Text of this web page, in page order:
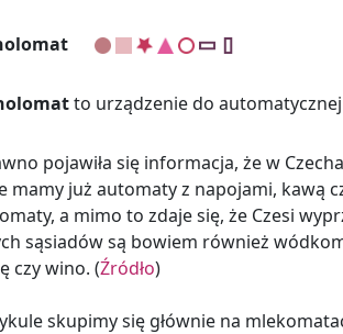
to urządzenie do
pojawiła się informacja, że w
mamy już automaty z napojami, kawą
a mimo to zdaje się, że Czesi
sąsiadów są bowiem również
czy wino. (Źródło)
skupimy się głównie na